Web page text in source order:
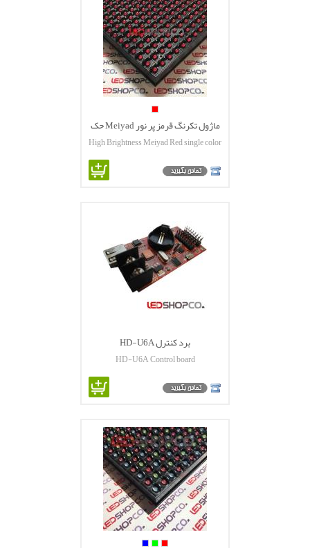
ماژول تکرنگ قرمز پر نور Meiyad حک
شده
High Brightness Meiyad Red single color
برد کنترل HD-U6A
HD-U6A Control board